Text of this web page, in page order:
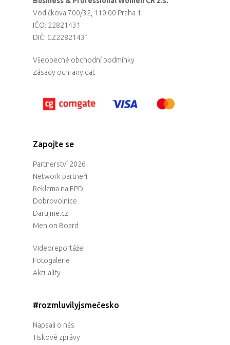
Vodičkova 700/32, 110 00 Praha 1
IČO: 22821431
DIČ: CZ22821431
Všeobecné obchodní podmínky
Zásady ochrany dat
Zapojte se
Partnerství 2026
Network partneři
Reklama na EPD
Dobrovolnice
Darujme.cz
Men on Board
Videoreportáže
Fotogalerie
Aktuality
#rozmluvilyjsmečesko
Napsali o nás
Tiskové zprávy